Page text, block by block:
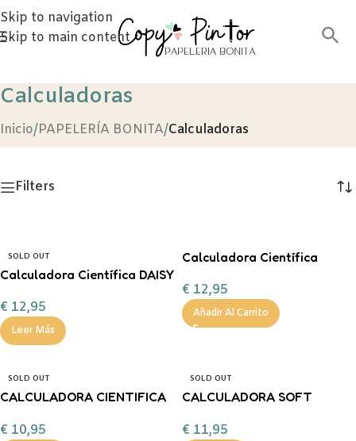
Skip to navigation
Skip to main content
Calculadoras
Inicio/PAPELERÍA BONITA/Calculadoras
Filters
SOLD OUT
Calculadora Científica DAISY
€ 12,95
Leer Más
Calculadora Científica
€ 12,95
Añadir Al Carrito
SOLD OUT
CALCULADORA CIENTIFICA
TIME
€ 10,95
SOLD OUT
CALCULADORA SOFT
€ 11,95